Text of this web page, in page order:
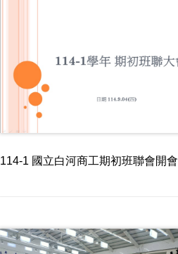
114-1 國立白河商工期初班聯會開會